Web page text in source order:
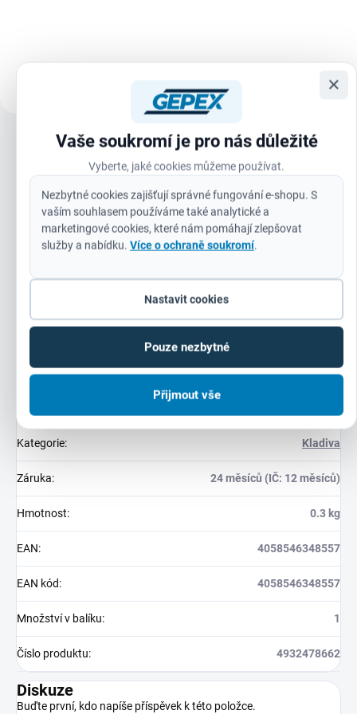
Vaše soukromí je pro nás důležité
Vyberte, jaké cookies můžeme používat.
Nezbytné cookies zajišťují správné fungování e-shopu. S
vaším souhlasem používáme také analytické a
marketingové cookies, které nám pomáhají zlepšovat
služby a nabídku. Více o ochraně soukromí.
Nastavit cookies
Pouze nezbytné
Přijmout vše
×
Zobrazit všechny související produkty
Násada z vyztuženého sklolaminátu.
Zalisovaná násada pro lepší uchopení a omezení vibrací.
Vyztužené připojení čela pro větší odolnost.
Přesné vyvážení pro lepší manipulaci.
Kategorie: Kladiva
Záruka: 24 měsíců (IČ: 12 měsíců)
Hmotnost: 0.3 kg
EAN: 4058546348557
EAN kód: 4058546348557
Množství v balíku: 1
Číslo produktu: 4932478662
Diskuze
Buďte první, kdo napíše příspěvek k této položce.